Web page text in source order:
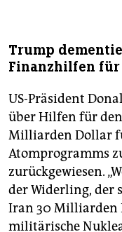
Trump
Finanzhilfen für
US-Präsident
über Hilfen für
Milliarden Dollar
Atomprogramms
zurückgewiesen.
der Widerling, der
Iran 30 Milliarden
militärische